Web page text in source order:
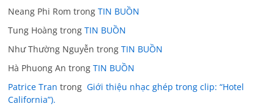
Neang Phi Rom trongTIN BUỒN
Tung Hoàng trongTIN BUỒN
Như Thường Nguyễn trongTIN BUỒN
Hà Phuong An trongTIN BUỒN
Patrice Tran trong Giới thiệu nhạc ghép trong clip: “Hotel
California”).